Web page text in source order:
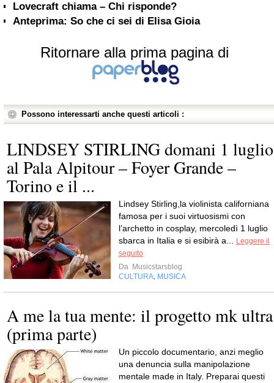
Lovecraft chiama – Chi risponde?
Anteprima: So che ci sei di Elisa Gioia
Ritornare alla prima pagina di
Possono interessarti anche questi articoli :
LINDSEY STIRLING domani 1 luglio
al Pala Alpitour – Foyer Grande –
Torino e il ...
Lindsey Stirling,la violinista californiana
famosa per i suoi virtuosismi con
l’archetto in cosplay, mercoledì 1 luglio
sbarca in Italia e si esibirà a... Leggere il
seguito
Da Musicstarsblog
CULTURA, MUSICA
A me la tua mente: il progetto mk ultra
(prima parte)
Un piccolo documentario, anzi meglio
una denuncia sulla manipolazione
mentale made in Italy. Preparai questi